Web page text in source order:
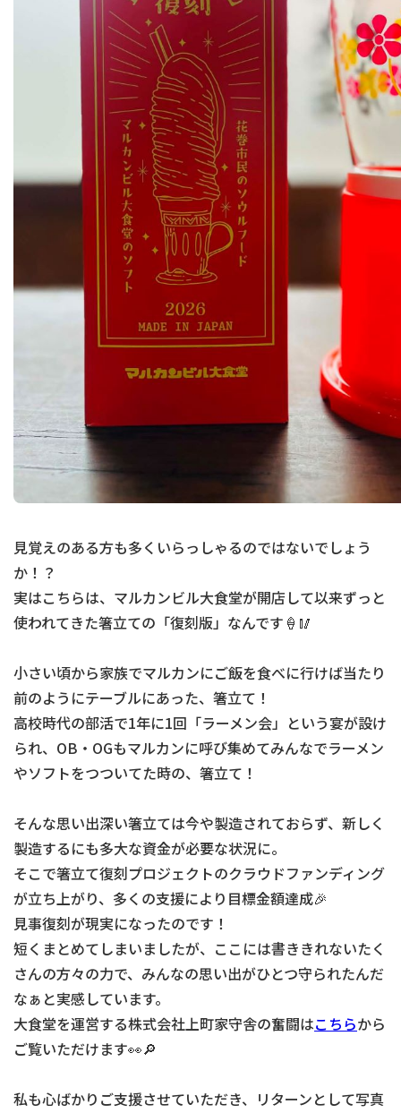
見覚えのある方も多くいらっしゃるのではないでしょう
か！？
実はこちらは、マルカンビル大食堂が開店して以来ずっと
使われてきた箸立ての「復刻版」なんです🍦🥢
小さい頃から家族でマルカンにご飯を食べに行けば当たり
前のようにテーブルにあった、箸立て！
高校時代の部活で1年に1回「ラーメン会」という宴が設け
られ、OB・OGもマルカンに呼び集めてみんなでラーメン
やソフトをつついてた時の、箸立て！
そんな思い出深い箸立ては今や製造されておらず、新しく
製造するにも多大な資金が必要な状況に。
そこで箸立て復刻プロジェクトのクラウドファンディング
が立ち上がり、多くの支援により目標金額達成🎉
見事復刻が現実になったのです！
短くまとめてしまいましたが、ここには書ききれないたく
さんの方々の力で、みんなの思い出がひとつ守られたんだ
なぁと実感しています。
大食堂を運営する株式会社上町家守舎の奮闘はこちらから
ご覧いただけます👀🔎
私も心ばかりご支援させていただき、リターンとして写真